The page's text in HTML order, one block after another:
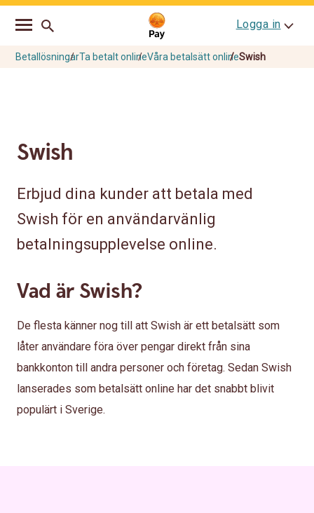
Go
navigation
Skip
Logga in
BetallösningarTa betalt onlineVåra betalsätt onlineSwish
Swish
Erbjud dina kunder att betala med
Swish för en användarvänlig
betalningsupplevelse online.
Vad är Swish?
De flesta känner nog till att Swish är ett betalsätt som
låter användare föra över pengar direkt från sina
bankkonton till andra personer och företag. Sedan Swish
lanserades som betalsätt online har det snabbt blivit
populärt i Sverige.